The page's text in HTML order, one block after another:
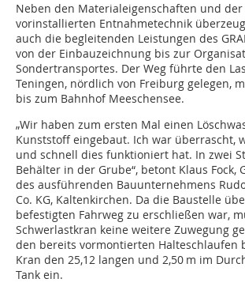
Neben den Materialeigenschaften und
vorinstallierten Entnahmetechnik
auch die begleitenden Leistungen des
von der Einbauzeichnung bis zur
Sondertransportes. Der Weg führte den
Teningen, nördlich von Freiburg gelegen,
bis zum Bahnhof Meeschensee.
„Wir haben zum ersten Mal einen
Kunststoff eingebaut. Ich war überrascht,
und schnell dies funktioniert hat. In zwei
Behälter in der Grube“, betont Klaus Fock,
des ausführenden Bauunternehmens
Co. KG, Kaltenkirchen. Da die Baustelle
befestigten Fahrweg zu erschließen war,
Schwerlastkran keine weitere Zuwegung
den bereits vormontierten Halteschlaufen
Kran den 25,12 langen und 2,50 m im
Tank ein.